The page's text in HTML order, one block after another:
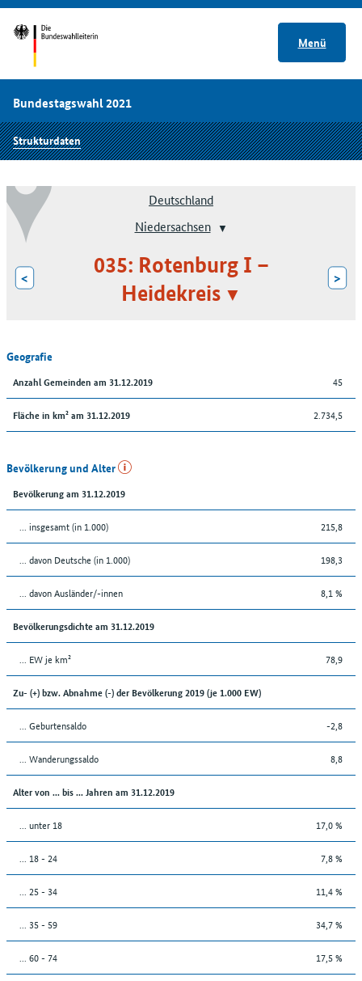
Menü
Bundestagswahl 2021
Strukturdaten
Deutschland
Niedersachsen
<
035: Rotenburg I –
Heidekreis
>
Geografie
Anzahl Gemeinden am 31.12.2019 45
Fläche in km² am 31.12.2019 2.734,5
Bevölkerung und Alter
Bevölkerung am 31.12.2019
... insgesamt (in 1.000) 215,8
... davon Deutsche (in 1.000) 198,3
... davon Ausländer/-innen 8,1 %
Bevölkerungsdichte am 31.12.2019
... EW je km² 78,9
Zu- (+) bzw. Abnahme (-) der Bevölkerung 2019 (je 1.000 EW)
... Geburtensaldo -2,8
... Wanderungssaldo 8,8
Alter von ... bis ... Jahren am 31.12.2019
... unter 18 17,0 %
... 18 - 24 7,8 %
... 25 - 34 11,4 %
... 35 - 59 34,7 %
... 60 - 74 17,5 %